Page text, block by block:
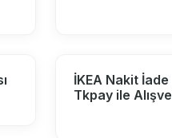
İKEA Nakit
Tkpay ile